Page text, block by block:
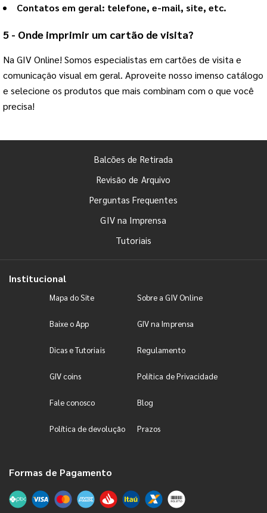
Contatos em geral: telefone, e-mail, site, etc.
5 - Onde imprimir um cartão de visita?
Na GIV Online! Somos especialistas em cartões de visita e
comunicação visual em geral. Aproveite nosso imenso catálogo
e selecione os produtos que mais combinam com o que você
precisa!
Balcões de Retirada
Revisão de Arquivo
Perguntas Frequentes
GIV na Imprensa
Tutoriais
Institucional
Mapa do Site Sobre a GIV Online
Baixe o App GIV na Imprensa
Dicas e Tutoriais Regulamento
GIV coins Política de Privacidade
Fale conosco Blog
Política de devolução Prazos
Formas de Pagamento